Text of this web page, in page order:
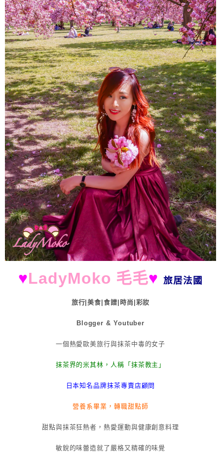
♥LadyMoko 毛毛♥ 旅居法國
旅行|美食|食譜|時尚|彩妝
Blogger & Youtuber
一個熱愛歐美旅行與抹茶中毒的女子
抹茶界的米其林，人稱「抹茶教主」
日本知名品牌抹茶專賣店顧問
營養系畢業，轉職甜點師
甜點與抹茶狂熱者，熱愛運動與健康創意料理
敏銳的味蕾造就了嚴格又精確的味覺